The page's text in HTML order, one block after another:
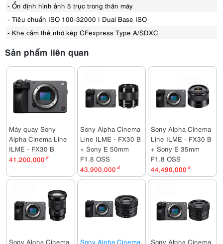
- Ổn định hình ảnh 5 trục trong thân máy
- Tiêu chuẩn ISO 100-32000 | Dual Base ISO
- Khe cắm thẻ nhớ kép CFexpress Type A/SDXC
Sản phẩm liên quan
Máy quay Sony
Alpha Cinema Line
ILME - FX30 B
41,200,000 đ
Sony Alpha Cinema
Line ILME - FX30 B
+ Sony E 50mm
F1.8 OSS
43,900,000 đ
Sony Alpha Cinema
Line ILME - FX30 B
+ Sony E 35mm
F1.8 OSS
44,490,000 đ
Sony Alpha Cinema Sony Alpha Cinema Sony Alpha Cinema